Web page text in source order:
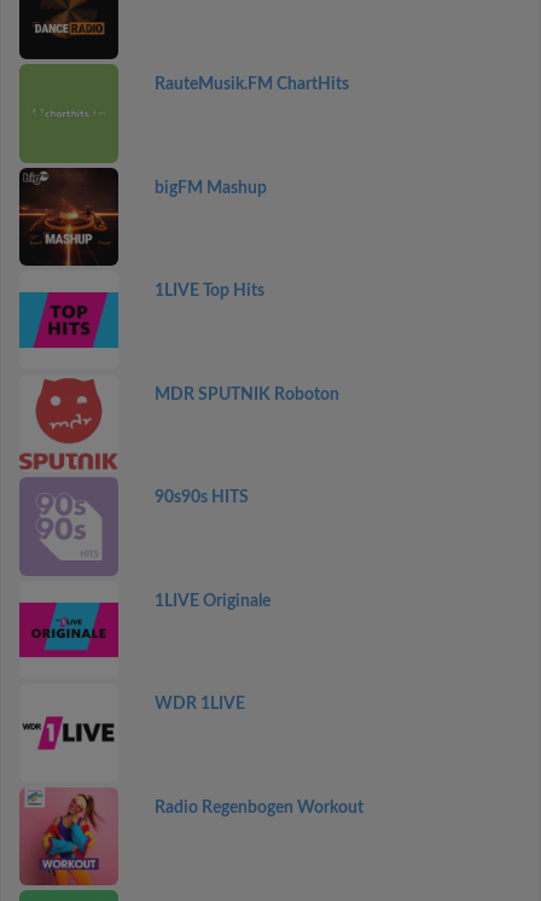
RauteMusik.FM ChartHits
bigFM Mashup
1LIVE Top Hits
MDR SPUTNIK Roboton
90s90s HITS
1LIVE Originale
WDR 1LIVE
Radio Regenbogen Workout